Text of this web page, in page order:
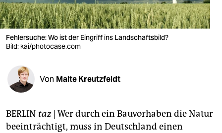
verlag
verlag
veranstaltungen
shop
fragen & hilfe
unterstützen
abo
Fehlersuche: Wo ist der Eingriff ins Landschaftsbild?
Bild: kai/photocase.com
Von Malte Kreutzfeldt
BERLIN taz Wer durch ein Bauvorhaben die Natur
beeinträchtigt, muss in Deutschland einen